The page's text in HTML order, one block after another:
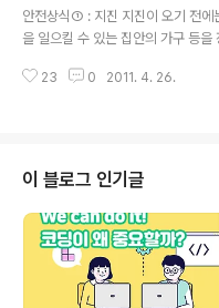
활동'이었는데요. 4박 5일동안 아이
학생이었을 때는 몰랐던 교사로서의
할 때 직접 도와주는 사진인데요. 과
안전상식① : 지진 지진이 오기 전
을 일으킬 수 있는 집안의 가구 등을
지기 쉽거나 무거운 물품을 두지 맙
을 미리 익혀둡시다. ■ 지진 후 가족
장소를 미리 결정해 두고 다른 지역
의 안전을 알릴 수 있도록 통신수단
이 발생하였을 때 모든 가족은 위험
한 장소로 대피합시다. - 집 주위에
교, 공원 등도..
23 0 2011. 4. 26.
이 블로그 인기글